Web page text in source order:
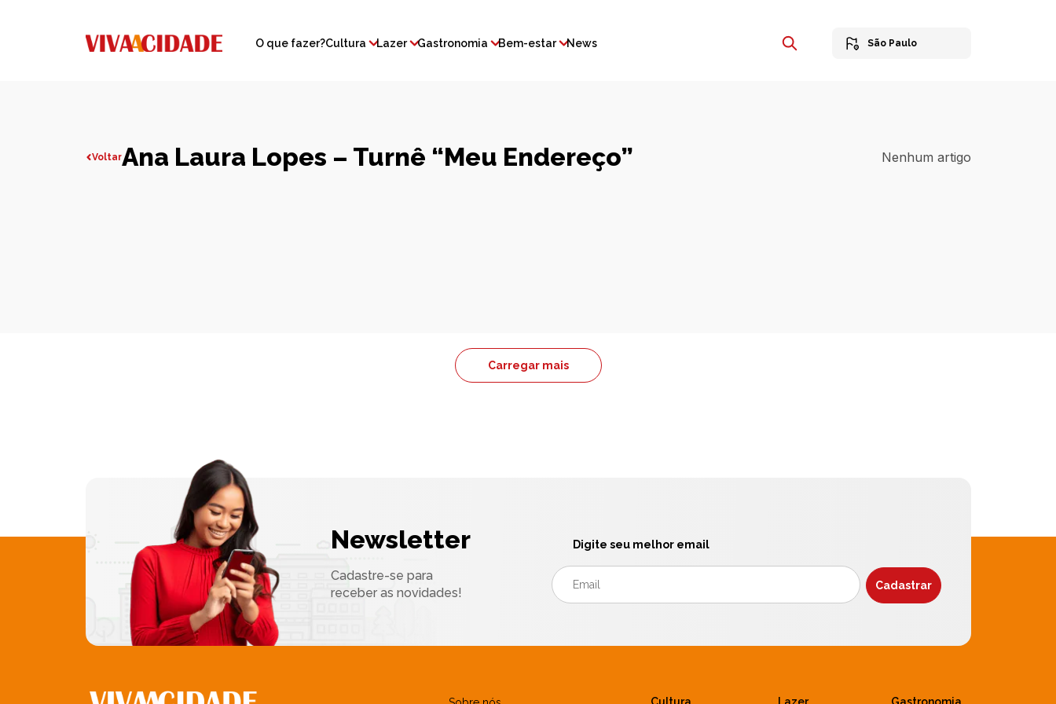
O que fazer?Cultura Lazer Gastronomia Bem-estar News São Paulo
VoltarAna Laura Lopes – Turnê “Meu Endereço” Nenhum artigo
Carregar mais
Newsletter
Cadastre-se para
receber as novidades!
Digite seu melhor email